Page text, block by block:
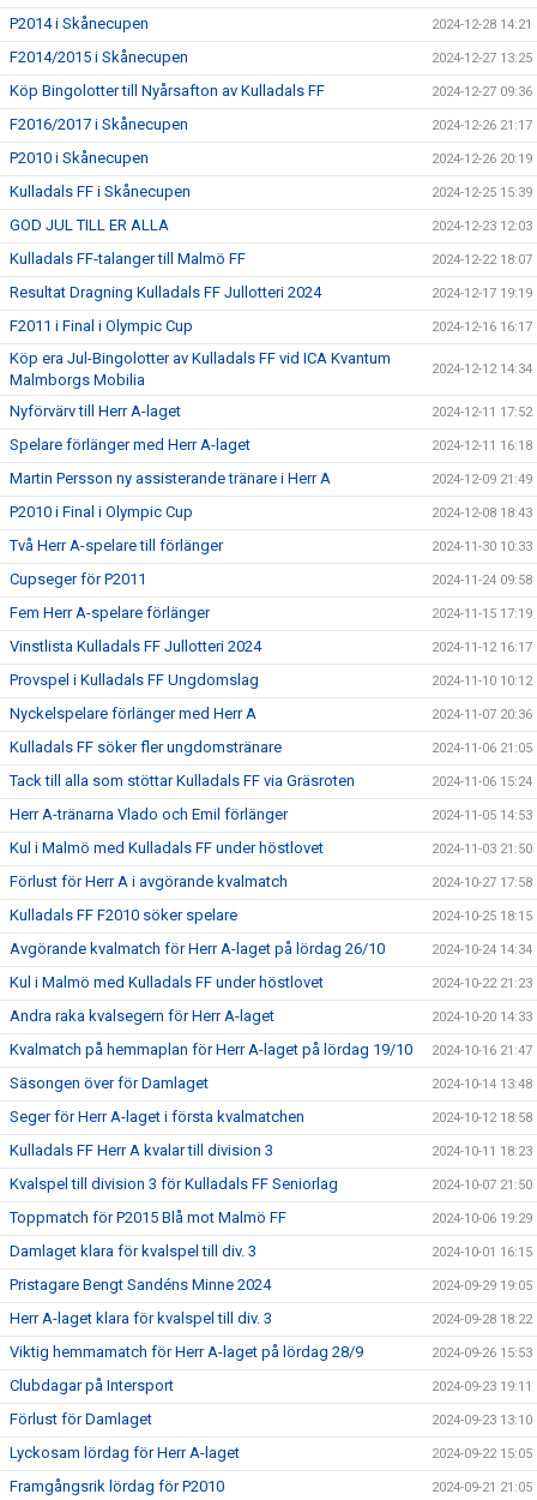
P2014 i Skånecupen 2024-12-28 14:21
F2014/2015 i Skånecupen 2024-12-27 13:25
Köp Bingolotter till Nyårsafton av Kulladals FF 2024-12-27 09:36
F2016/2017 i Skånecupen 2024-12-26 21:17
P2010 i Skånecupen 2024-12-26 20:19
Kulladals FF i Skånecupen 2024-12-25 15:39
GOD JUL TILL ER ALLA 2024-12-23 12:03
Kulladals FF-talanger till Malmö FF 2024-12-22 18:07
Resultat Dragning Kulladals FF Jullotteri 2024 2024-12-17 19:19
F2011 i Final i Olympic Cup 2024-12-16 16:17
Köp era Jul-Bingolotter av Kulladals FF vid ICA Kvantum
Malmborgs Mobilia
2024-12-12 14:34
Nyförvärv till Herr A-laget 2024-12-11 17:52
Spelare förlänger med Herr A-laget 2024-12-11 16:18
Martin Persson ny assisterande tränare i Herr A 2024-12-09 21:49
P2010 i Final i Olympic Cup 2024-12-08 18:43
Två Herr A-spelare till förlänger 2024-11-30 10:33
Cupseger för P2011 2024-11-24 09:58
Fem Herr A-spelare förlänger 2024-11-15 17:19
Vinstlista Kulladals FF Jullotteri 2024 2024-11-12 16:17
Provspel i Kulladals FF Ungdomslag 2024-11-10 10:12
Nyckelspelare förlänger med Herr A 2024-11-07 20:36
Kulladals FF söker fler ungdomstränare 2024-11-06 21:05
Tack till alla som stöttar Kulladals FF via Gräsroten 2024-11-06 15:24
Herr A-tränarna Vlado och Emil förlänger 2024-11-05 14:53
Kul i Malmö med Kulladals FF under höstlovet 2024-11-03 21:50
Förlust för Herr A i avgörande kvalmatch 2024-10-27 17:58
Kulladals FF F2010 söker spelare 2024-10-25 18:15
Avgörande kvalmatch för Herr A-laget på lördag 26/10 2024-10-24 14:34
Kul i Malmö med Kulladals FF under höstlovet 2024-10-22 21:23
Andra raka kvalsegern för Herr A-laget 2024-10-20 14:33
Kvalmatch på hemmaplan för Herr A-laget på lördag 19/10 2024-10-16 21:47
Säsongen över för Damlaget 2024-10-14 13:48
Seger för Herr A-laget i första kvalmatchen 2024-10-12 18:58
Kulladals FF Herr A kvalar till division 3 2024-10-11 18:23
Kvalspel till division 3 för Kulladals FF Seniorlag 2024-10-07 21:50
Toppmatch för P2015 Blå mot Malmö FF 2024-10-06 19:29
Damlaget klara för kvalspel till div. 3 2024-10-01 16:15
Pristagare Bengt Sandéns Minne 2024 2024-09-29 19:05
Herr A-laget klara för kvalspel till div. 3 2024-09-28 18:22
Viktig hemmamatch för Herr A-laget på lördag 28/9 2024-09-26 15:53
Clubdagar på Intersport 2024-09-23 19:11
Förlust för Damlaget 2024-09-23 13:10
Lyckosam lördag för Herr A-laget 2024-09-22 15:05
Framgångsrik lördag för P2010 2024-09-21 21:05